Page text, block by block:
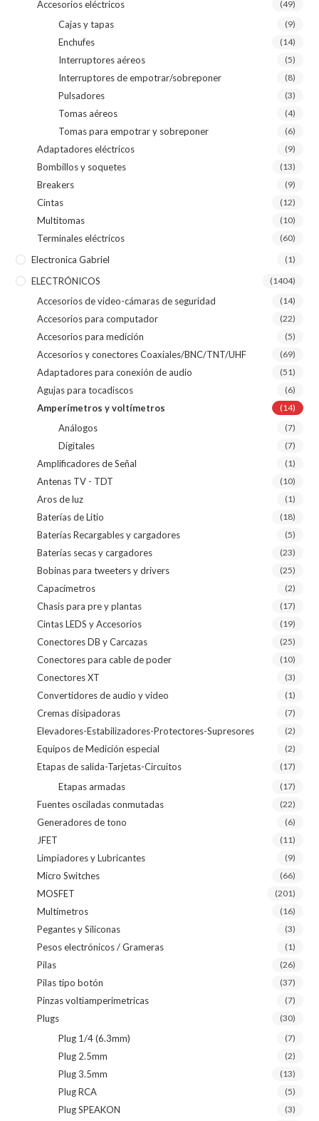
Accesorios eléctricos (49)
Cajas y tapas (9)
Enchufes (14)
Interruptores aéreos (5)
Interruptores de empotrar/sobreponer (8)
Pulsadores (3)
Tomas aéreos (4)
Tomas para empotrar y sobreponer (6)
Adaptadores eléctricos (9)
Bombillos y soquetes (13)
Breakers (9)
Cintas (12)
Multitomas (10)
Terminales eléctricos (60)
Electronica Gabriel (1)
ELECTRÓNICOS (1404)
Accesorios de video-cámaras de seguridad (14)
Accesorios para computador (22)
Accesorios para medición (5)
Accesorios y conectores Coaxiales/BNC/TNT/UHF (69)
Adaptadores para conexión de audio (51)
Agujas para tocadiscos (6)
Amperímetros y voltímetros (14)
Análogos (7)
Digitales (7)
Amplificadores de Señal (1)
Antenas TV - TDT (10)
Aros de luz (1)
Baterías de Litio (18)
Baterías Recargables y cargadores (5)
Baterías secas y cargadores (23)
Bobinas para tweeters y drivers (25)
Capacímetros (2)
Chasis para pre y plantas (17)
Cintas LEDS y Accesorios (19)
Conectores DB y Carcazas (25)
Conectores para cable de poder (10)
Conectores XT (3)
Convertidores de audio y video (1)
Cremas disipadoras (7)
Elevadores-Estabilizadores-Protectores-Supresores (2)
Equipos de Medición especial (2)
Etapas de salida-Tarjetas-Circuitos (17)
Etapas armadas (17)
Fuentes osciladas conmutadas (22)
Generadores de tono (6)
JFET (11)
Limpiadores y Lubricantes (9)
Micro Switches (66)
MOSFET (201)
Multímetros (16)
Pegantes y Siliconas (3)
Pesos electrónicos / Grameras (1)
Pilas (26)
Pilas tipo botón (37)
Pinzas voltiamperimetricas (7)
Plugs (30)
Plug 1/4 (6.3mm) (7)
Plug 2.5mm (2)
Plug 3.5mm (13)
Plug RCA (5)
Plug SPEAKON (3)